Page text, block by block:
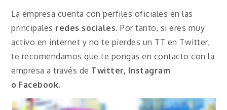
La empresa cuenta con perfiles oficiales en las
principales redes sociales. Por tanto, si eres muy
activo en internet y no te pierdes un TT en Twitter,
te recomendamos que te pongas en contacto con la
empresa a través de Twitter, Instagram
o Facebook.